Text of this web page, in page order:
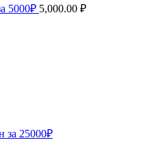
5000₽ 5,000.00 ₽
за 25000₽